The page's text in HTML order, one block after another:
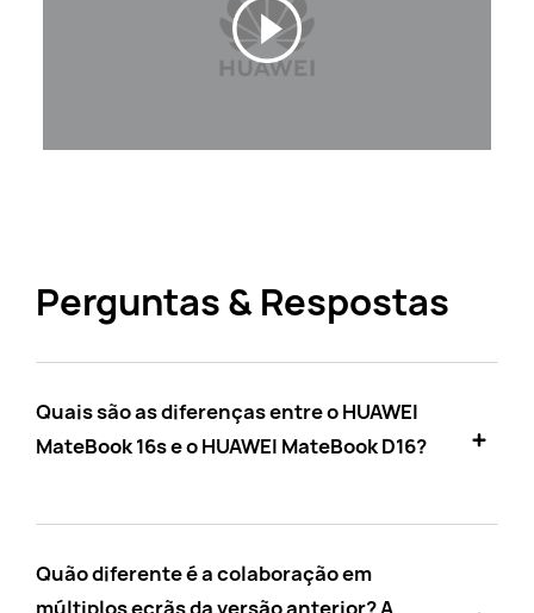
Perguntas & Respostas
Quais são as diferenças entre o HUAWEI
MateBook 16s e o HUAWEI MateBook D16?
Quão diferente é a colaboração em